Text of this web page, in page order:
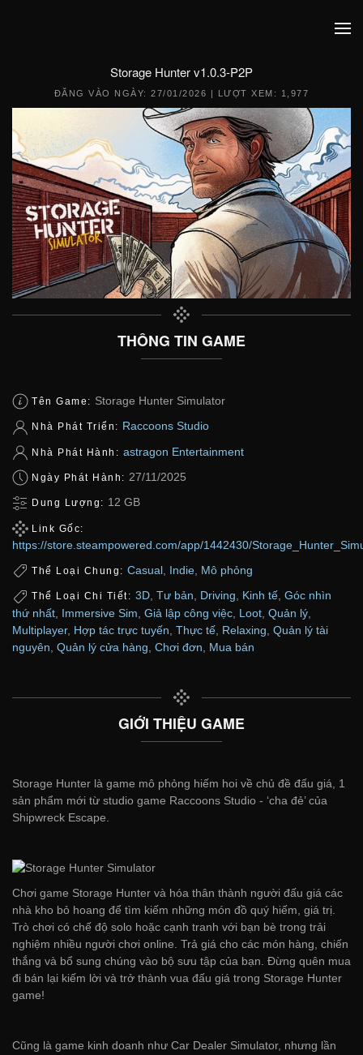
Storage Hunter v1.0.3-P2P
ĐĂNG VÀO NGÀY:27/01/2026 | LƯỢT XEM: 1,977
THÔNG TIN GAME
Tên Game: Storage Hunter Simulator
Nhà Phát Triển: Raccoons Studio
Nhà Phát Hành: astragon Entertainment
Ngày Phát Hành: 27/11/2025
Dung Lượng: 12 GB
Link Gốc:
https://store.steampowered.com/app/1442430/
Thể Loại Chung: Casual Indie Mô phỏng
Thể Loại Chi Tiết: 3D, Tư bản, Driving, Kinh tế, Góc nhìn
thứ nhất Immersive Sim Giả lập công việc Loot Quản lý
Multiplayer, Hợp tác trực tuyến Thực tế Relaxing Quản lý tài
nguyên Quản lý cửa hàng Chơi đơn Mua bán
GIỚI THIỆU GAME
Storage Hunter là game mô phỏng hiếm hoi về chủ đề đấu giá, 1
sản phẩm mới từ studio game Raccoons Studio - ‘cha đẻ’ của
Shipwreck Escape.
Chơi game Storage Hunter và hóa thân thành người đấu giá các
nhà kho bỏ hoang để tìm kiếm những món đồ quý hiếm, giá trị.
Trò chơi có chế độ solo hoặc cạnh tranh với bạn bè trong trải
nghiệm nhiều người chơi online. Trả giá cho các món hàng, chiến
thắng và bổ sung chúng vào bộ sưu tập của bạn. Đừng quên mua
đi bán lại kiếm lời và trở thành vua đấu giá trong Storage Hunter
game!
Cũng là game kinh doanh như Car Dealer Simulator, nhưng lần